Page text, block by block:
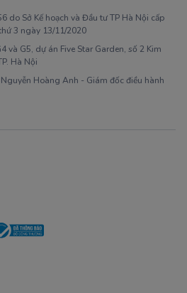
do Sở Kế hoạch và Đầu tư TP Hà Nội cấp
3 ngày 13/11/2020
và G5, dự án Five Star Garden, số 2 Kim
Hà Nội
Hoàng Anh - Giám đốc điều hành